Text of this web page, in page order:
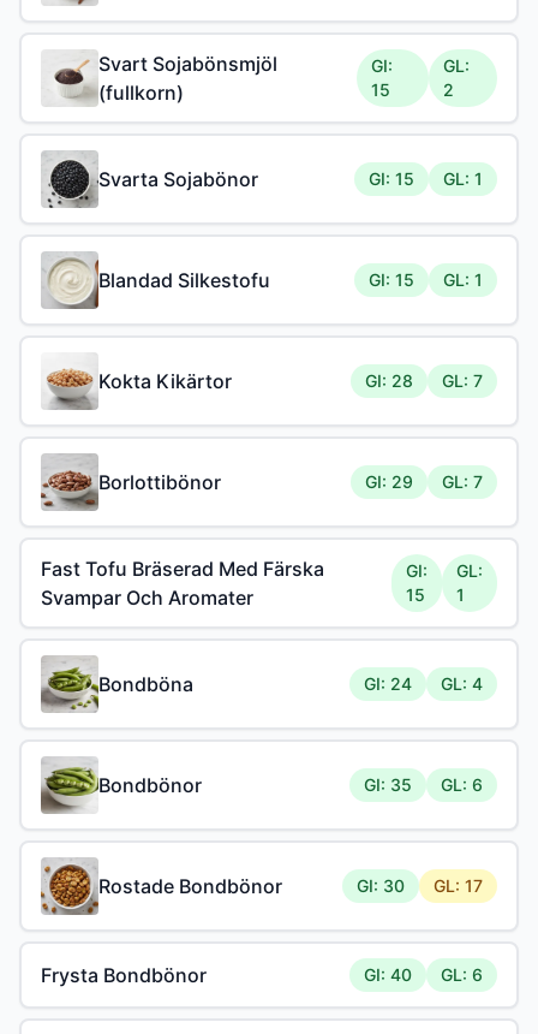
Svart Sojabönsmjöl
(fullkorn)
GI:
15
GL:
2
Svarta Sojabönor GI: 15 GL: 1
Blandad Silkestofu GI: 15 GL: 1
Kokta Kikärtor GI: 28 GL: 7
Borlottibönor GI: 29 GL: 7
Fast Tofu Bräserad Med Färska
Svampar Och Aromater
GI:
15
GL:
1
Bondböna GI: 24 GL: 4
Bondbönor GI: 35 GL: 6
Rostade Bondbönor GI: 30 GL: 17
Frysta Bondbönor GI: 40 GL: 6